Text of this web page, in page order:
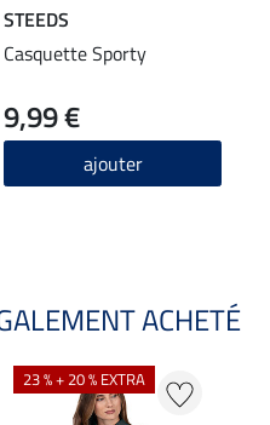
STEEDS
Casquette Sporty
9,99 €
ajouter
ACHETÉ
23 % + 20 % EXTRA